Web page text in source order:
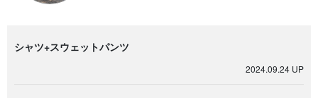
シャツ+スウェットパンツ
2024.09.24 UP